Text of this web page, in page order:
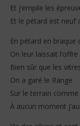
Et j’empile les
Et le pétard est neuf
En pétard en braque
On leur laissait l’offre
Bien sûr que les
On a garé le Range
Sur le terrain
À aucun moment